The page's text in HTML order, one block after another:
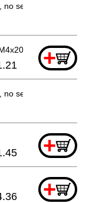
se puede pedir
Ck +
se puede pedir
+
+